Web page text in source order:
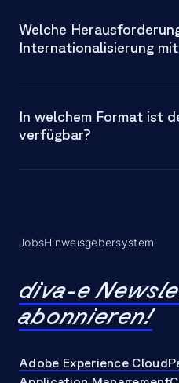
Welche
Internationalisierung
In welchem Format ist
verfügbar?
JobsHinweisgebersystem
diva-e
abonnieren!
Adobe Experience Cloud